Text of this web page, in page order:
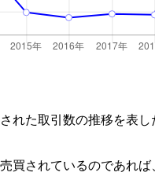
れた取引数の推移を表
買されているのであれ